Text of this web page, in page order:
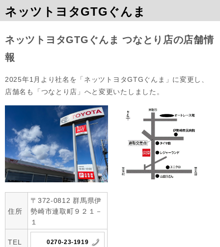
ネッツトヨタGTGぐんま
ネッツトヨタGTGぐんま つなとり店の店舗情
報
2025年1月より社名を「ネッツトヨタGTGぐんま」に変更し、
店舗名も「つなとり店」へと変更いたしました。
住所
〒372-0812 群馬県伊
勢崎市連取町９２１－
１
TEL 0270-23-1919